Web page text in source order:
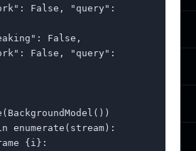
False, "query":
False, "query":